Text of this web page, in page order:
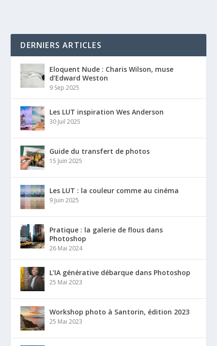
DERNIERS ARTICLES
Eloquent Nude : Charis Wilson, muse
d’Edward Weston
9 Sep 2025
Les LUT inspiration Wes Anderson
30 Juil 2025
Guide du transfert de photos
15 Juin 2025
Les LUT : la couleur comme au cinéma
9 Juin 2025
Pratique : la galerie de flous dans
Photoshop
26 Mai 2024
L’IA générative débarque dans Photoshop
25 Mai 2023
Workshop photo à Santorin, édition 2023
25 Mai 2023